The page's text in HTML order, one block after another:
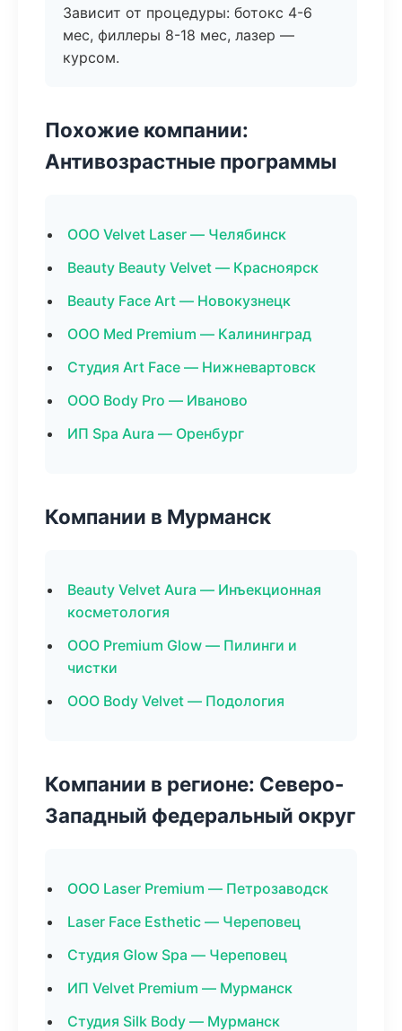
Зависит от процедуры: ботокс 4-6
мес, филлеры 8-18 мес, лазер —
курсом.
Похожие компании:
Антивозрастные программы
ООО Velvet Laser — Челябинск
Beauty Beauty Velvet — Красноярск
Beauty Face Art — Новокузнецк
ООО Med Premium — Калининград
Студия Art Face — Нижневартовск
ООО Body Pro — Иваново
ИП Spa Aura — Оренбург
Компании в Мурманск
Beauty Velvet Aura — Инъекционная
косметология
ООО Premium Glow — Пилинги и
чистки
ООО Body Velvet — Подология
Компании в регионе: Северо-
Западный федеральный округ
ООО Laser Premium — Петрозаводск
Laser Face Esthetic — Череповец
Студия Glow Spa — Череповец
ИП Velvet Premium — Мурманск
Студия Silk Body — Мурманск